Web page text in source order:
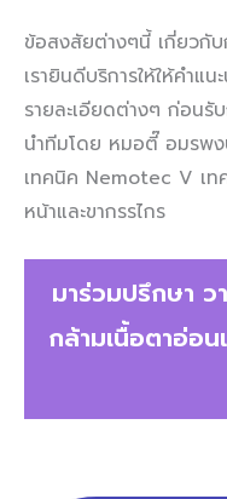
ข้อสงสัยต่างๆนี้ เกี่ยวกับ
เรายินดีบริการให้ให้คำ
รายละเอียดต่างๆ ก่อนรั
นำทีมโดย หมอตี๊ อมรพ
เทคนิค Nemotec V เท
หน้าและขากรรไกร
มาร่วมปรึกษา ว
กล้ามเนื้อตาอ่อน